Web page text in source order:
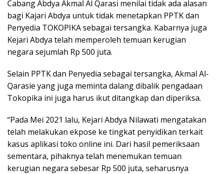
Cabang Abdya Akmal Al Qarasi menilai tidak ada alasan
bagi Kajari Abdya untuk tidak menetapkan PPTK dan
Penyedia TOKOPIKA sebagai tersangka. Kabarnya juga
Kejari Abdya telah memperoleh temuan kerugian
negara sejumlah Rp 500 juta.
Selain PPTK dan Penyedia sebagai tersangka, Akmal Al-
Qarasie yang juga meminta dalang dibalik pengadaan
Tokopika ini juga harus ikut ditangkap dan diperiksa.
“Pada Mei 2021 lalu, Kejari Abdya Nilawati mengatakan
telah melakukan ekpose ke tingkat penyidikan terkait
kasus aplikasi toko online ini. Dari hasil pemeriksaan
sementara, pihaknya telah menemukan temuan
kerugian negara sebesar Rp 500 juta, seharusnya